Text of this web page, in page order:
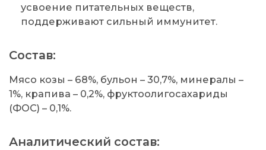
усвоение питательных веществ,
поддерживают сильный иммунитет.
Состав:
Мясо козы – 68%, бульон – 30,7%, минералы –
1%, крапива – 0,2%, фруктоолигосахариды
(ФОС) – 0,1%.
Аналитический состав: